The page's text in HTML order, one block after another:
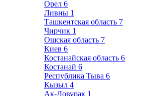
Орел 6
Ливны 1
Ташкентская область 7
Чирчик 1
Ошская область 7
Киев 6
Костанайская область 6
Костанай 6
Республика Тыва 6
Кызыл 4
Ак-Довурак 1